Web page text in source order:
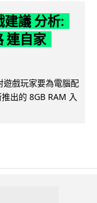
議 分析:
連自家
戲玩家要為電腦配
出的 8GB RAM 入